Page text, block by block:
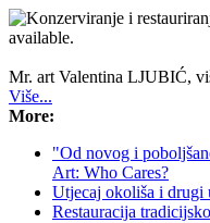
available.
Mr. art Valentina LJUBIĆ,
Više...
More:
"Od novog i
Art: Who Cares?
Utjecaj okoliša i drugi
Restauracija